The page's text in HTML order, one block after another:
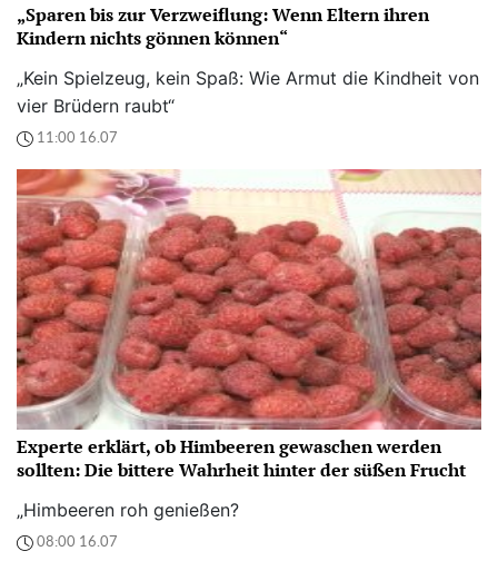
„Sparen bis zur Verzweiflung: Wenn Eltern ihren
Kindern nichts gönnen können“
„Kein Spielzeug, kein Spaß: Wie Armut die Kindheit von
vier Brüdern raubt“
11:00 16.07
Experte erklärt, ob Himbeeren gewaschen werden
sollten: Die bittere Wahrheit hinter der süßen Frucht
„Himbeeren roh genießen?
08:00 16.07